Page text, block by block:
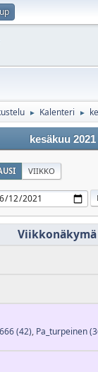
► Kalenteri ►
kesäkuu 2021
VIIKKO
(42), Pa_turpeinen